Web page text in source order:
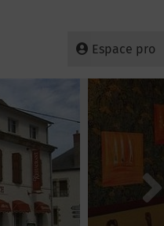
Espace pro